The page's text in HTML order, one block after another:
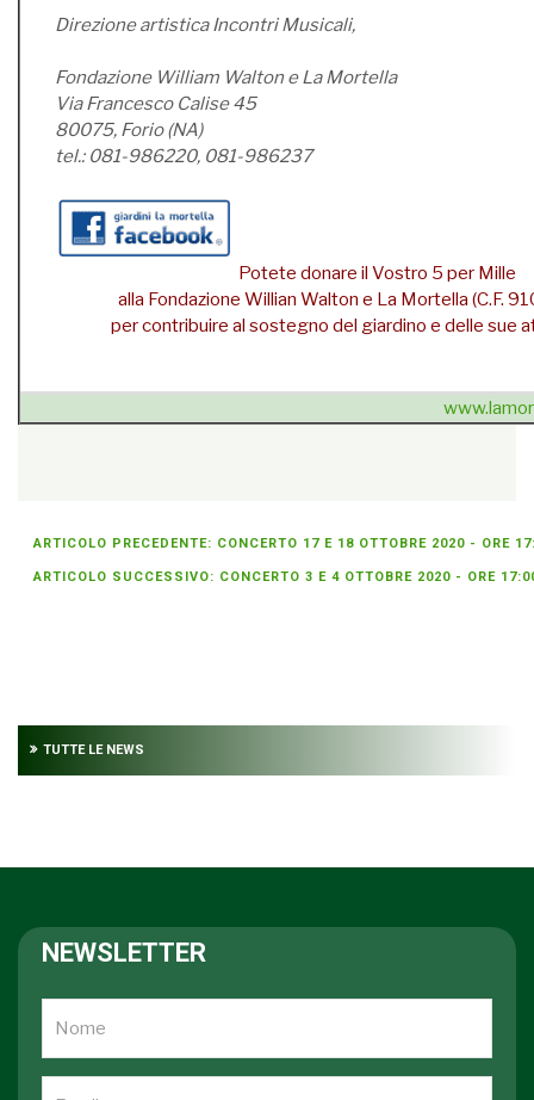
Direzione artistica Incontri Musicali,
Fondazione William Walton e La Mortella
Via Francesco Calise 45
80075, Forio (NA)
tel.: 081-986220, 081-986237
Potete donare il Vostro 5 per Mille
alla Fondazione Willian Walton e La Mortella (C.F.
per contribuire al sostegno del giardino e delle sue
ARTICOLO PRECEDENTE: CONCERTO 17 E 18 OTTOBRE 2020 - ORE
ARTICOLO SUCCESSIVO: CONCERTO 3 E 4 OTTOBRE 2020 - ORE
TUTTE LE NEWS
NEWSLETTER